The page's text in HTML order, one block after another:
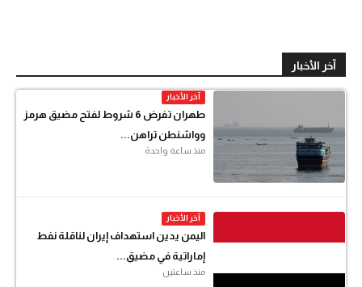
آخر الأخبار
آخر الأخبار
طهران تفرض 6 شروط لفتح مضيق هرمز
وواشنطن تراهن...
منذ ساعة واحدة
آخر الأخبار
اليمن يدين استهداف إيران لناقلة نفط
إماراتية في مضيق...
منذ ساعتين